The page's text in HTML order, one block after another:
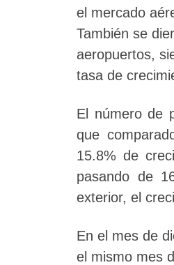
el mercado
También se
aeropuertos,
tasa de
El número de
que
15.8% de
pasando de
exterior, el
En el mes de
el mismo mes